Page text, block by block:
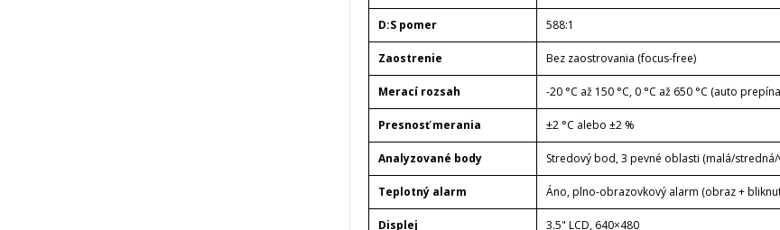
D:S pomer 588:1
Zaostrenie Bez zaostrovania (focus-free)
Merací rozsah -20 °C až 150 °C, 0 °C až 650 °C (auto
Presnosť merania ±2 °C alebo ±2 %
Analyzované body Stredový bod, 3 pevné oblasti (malá/stredná/
Teplotný alarm Áno, plno-obrazovkový alarm (obraz +
Displej 3.5" LCD, 640×480